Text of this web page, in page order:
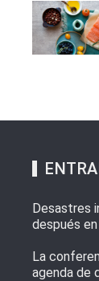
Desastres
después
La
agenda de